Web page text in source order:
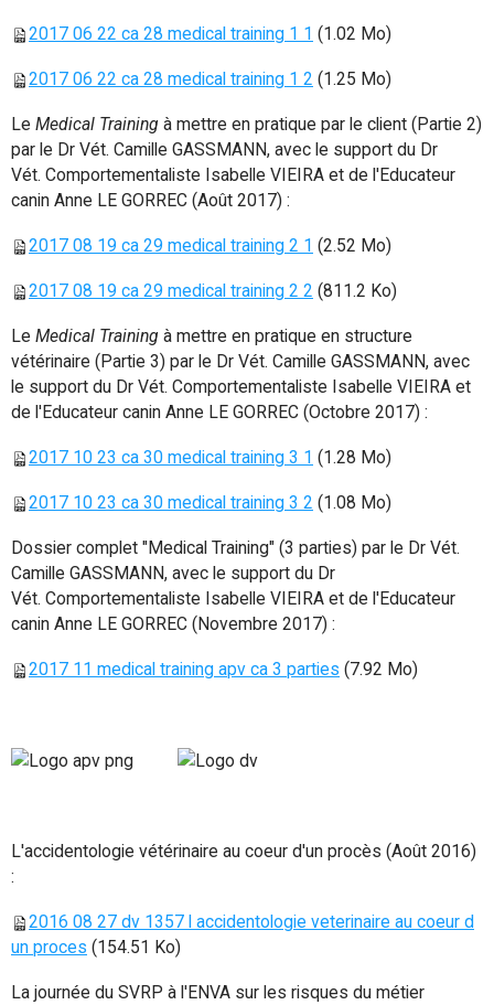
2017 06 22 ca 28 medical training 1 1 (1.02 Mo)
2017 06 22 ca 28 medical training 1 2 (1.25 Mo)
Le Medical Training à mettre en pratique par le client (Partie 2)
par le Dr Vét. Camille GASSMANN, avec le support du Dr
Vét. Comportementaliste Isabelle VIEIRA et de l'Educateur
canin Anne LE GORREC (Août 2017) :
2017 08 19 ca 29 medical training 2 1 (2.52 Mo)
2017 08 19 ca 29 medical training 2 2 (811.2 Ko)
Le Medical Training à mettre en pratique en structure
vétérinaire (Partie 3) par le Dr Vét. Camille GASSMANN, avec
le support du Dr Vét. Comportementaliste Isabelle VIEIRA et
de l'Educateur canin Anne LE GORREC (Octobre 2017) :
2017 10 23 ca 30 medical training 3 1 (1.28 Mo)
2017 10 23 ca 30 medical training 3 2 (1.08 Mo)
Dossier complet "Medical Training" (3 parties) par le Dr Vét.
Camille GASSMANN, avec le support du Dr
Vét. Comportementaliste Isabelle VIEIRA et de l'Educateur
canin Anne LE GORREC (Novembre 2017) :
2017 11 medical training apv ca 3 parties (7.92 Mo)
L'accidentologie vétérinaire au coeur d'un procès (Août 2016)
:
2016 08 27 dv 1357 l accidentologie veterinaire au coeur d
un proces (154.51 Ko)
La journée du SVRP à l'ENVA sur les risques du métier